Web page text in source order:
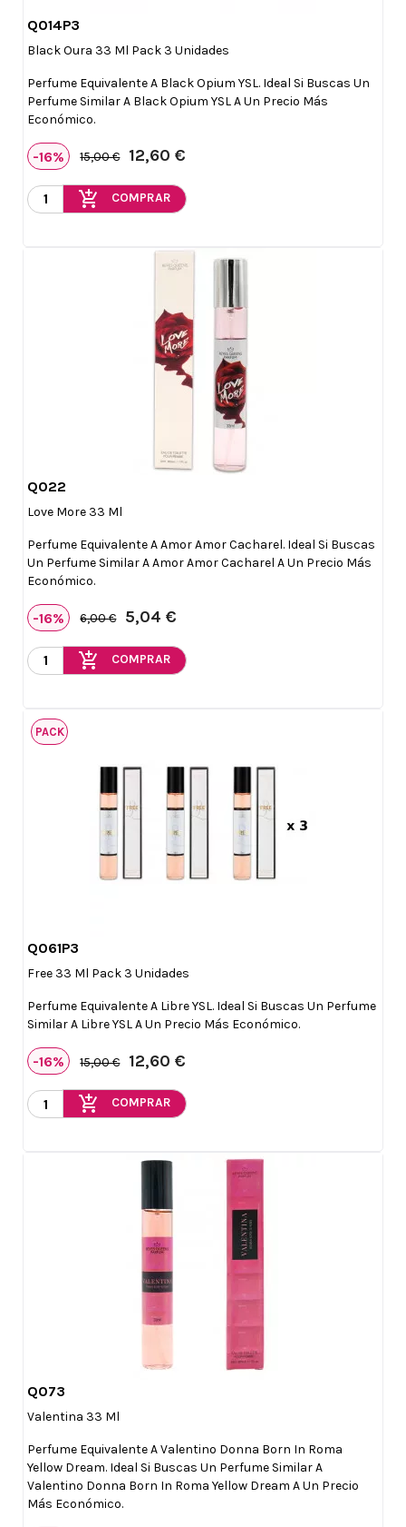
Q014P3
Black Oura 33 Ml Pack 3 Unidades
Perfume Equivalente A Black Opium YSL. Ideal Si Buscas Un
Perfume Similar A Black Opium YSL A Un Precio Más
Económico.
-16% 15,00 € 12,60 €
add_shopping_cart COMPRAR
Q022
Love More 33 Ml
Perfume Equivalente A Amor Amor Cacharel. Ideal Si Buscas
Un Perfume Similar A Amor Amor Cacharel A Un Precio Más
Económico.
-16% 6,00 € 5,04 €
add_shopping_cart COMPRAR
Q061P3
Free 33 Ml Pack 3 Unidades
Perfume Equivalente A Libre YSL. Ideal Si Buscas Un Perfume
Similar A Libre YSL A Un Precio Más Económico.
-16% 15,00 € 12,60 €
add_shopping_cart COMPRAR
PACK
Q073
Valentina 33 Ml
Perfume Equivalente A Valentino Donna Born In Roma
Yellow Dream. Ideal Si Buscas Un Perfume Similar A
Valentino Donna Born In Roma Yellow Dream A Un Precio
Más Económico.